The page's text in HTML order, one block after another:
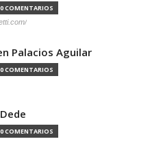
0 COMENTARIOS
Palacios Aguilar
0 COMENTARIOS
0 COMENTARIOS